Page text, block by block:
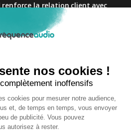
renforce la relation client avec
nouvelle campagne axée sur la
2025
Conseil
2024